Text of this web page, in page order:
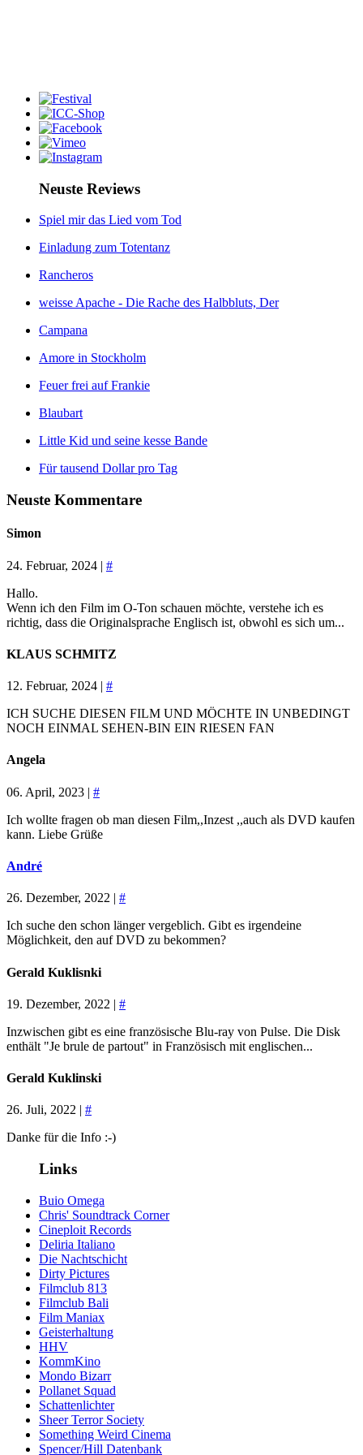
Neuste Reviews
Spiel mir das Lied vom Tod
Einladung zum Totentanz
Rancheros
weisse Apache - Die Rache des Halbbluts, Der
Campana
Amore in Stockholm
Feuer frei auf Frankie
Blaubart
Little Kid und seine kesse Bande
Für tausend Dollar pro Tag
Neuste Kommentare
Simon
24. Februar, 2024 | #
Hallo.
Wenn ich den Film im O-Ton schauen möchte, verstehe ich es
richtig, dass die Originalsprache Englisch ist, obwohl es sich um...
KLAUS SCHMITZ
12. Februar, 2024 | #
ICH SUCHE DIESEN FILM UND MÖCHTE IN UNBEDINGT
NOCH EINMAL SEHEN-BIN EIN RIESEN FAN
Angela
06. April, 2023 | #
Ich wollte fragen ob man diesen Film,,Inzest ,,auch als DVD kaufen
kann. Liebe Grüße
André
26. Dezember, 2022 | #
Ich suche den schon länger vergeblich. Gibt es irgendeine
Möglichkeit, den auf DVD zu bekommen?
Gerald Kuklisnki
19. Dezember, 2022 | #
Inzwischen gibt es eine französische Blu-ray von Pulse. Die Disk
enthält "Je brule de partout" in Französisch mit englischen...
Gerald Kuklinski
26. Juli, 2022 | #
Danke für die Info :-)
Links
Buio Omega
Chris' Soundtrack Corner
Cineploit Records
Deliria Italiano
Die Nachtschicht
Dirty Pictures
Filmclub 813
Filmclub Bali
Film Maniax
Geisterhaltung
HHV
KommKino
Mondo Bizarr
Pollanet Squad
Schattenlichter
Sheer Terror Society
Something Weird Cinema
Spencer/Hill Datenbank